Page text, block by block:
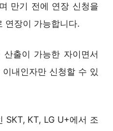
만기 전에 연장 신청을
연장이 가능합니다.
출이 가능한 자이면서
내인자만 신청할 수 있
SKT, KT, LG U+에서 조